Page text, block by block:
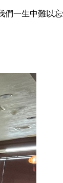
一生中難以忘